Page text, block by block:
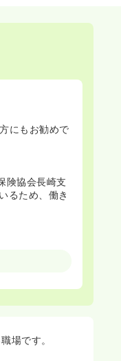
にもお勧めで
険協会長崎支
るため、働き
場です。